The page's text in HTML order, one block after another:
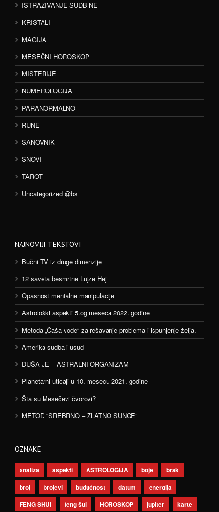
ISTRAŽIVANJE SUDBINE
KRISTALI
MAGIJA
MESEČNI HOROSKOP
MISTERIJE
NUMEROLOGIJA
PARANORMALNO
RUNE
SANOVNIK
SNOVI
TAROT
Uncategorized @bs
NAJNOVIJI TEKSTOVI
Bučni TV iz druge dimenzije
12 saveta besmrtne Lujze Hej
Opasnost mentalne manipulacije
Astrološki aspekti 5.og meseca 2022. godine
Metoda „Čaša vode“ za rešavanje problema i ispunjenje želja.
Amerika sudba i usud
DUŠA JE – ASTRALNI ORGANIZAM
Planetarni uticaji u 10. mesecu 2021. godine
Šta su Mesečevi čvorovi?
METOD “SREBRNO – ZLATNO SUNCE”
OZNAKE
analiza aspekti ASTROLOGIJA boje
brak
broj
brojevi budućnost datum
energija
FENG SHUI
feng šui HOROSKOP jupiter karte